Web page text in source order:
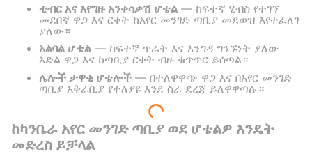
ቲብር አና እየግዙ አንቀሳቃሽ ሆቴል — ከፍተኛ ሂብስ የተገኘ
መደበኛ ዋጋ እና ርቀት ከአየር መንገድ ጣቢያ መደወዝ እየተፈለገ
ያለው።
አልባል ሆቴል — ከፍተኛ ጥራት እና እንግዳ ግንኙነት ያለው
እድል ዋጋ እና ከጣቢያ ርቀት ብዙ ቁጥጥር ይሰጣል።
ሌሎች ታዋቂ ሆቴሎች — በተለዋዋጭ ዋጋ እና በአየር መንገድ
ጣቢያ አቅራቢያ የተለያዩ እንደ ስራ ደረጃ ይለዋዋጣሉ።
ከካንቤራ አየር መንገድ ጣቢያ ወደ ሆቴልዎ እንዴት
መድረስ ይቻላል